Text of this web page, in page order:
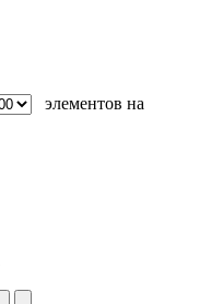
элементов на